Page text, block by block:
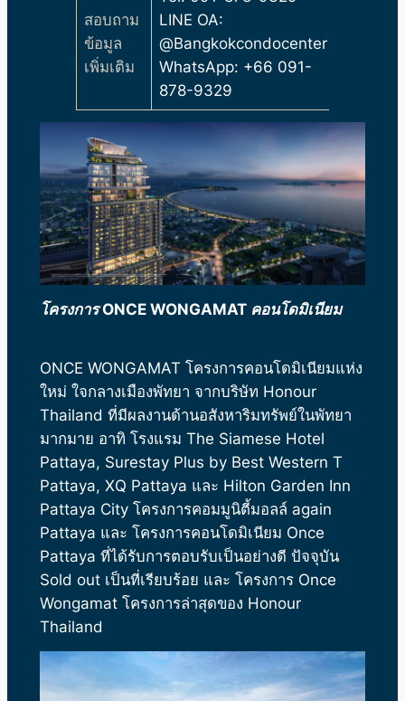
สอบถาม
ข้อมูล
เพิ่มเติม
LINE OA:
@Bangkokcondocenter
WhatsApp: +66 091-
878-9329
โครงการ ONCE WONGAMAT คอนโดมิเนียม
ONCE WONGAMAT โครงการคอนโดมิเนียมแห่ง
ใหม่ ใจกลางเมืองพัทยา จากบริษัท Honour
Thailand ที่มีผลงานด้านอสังหาริมทรัพย์ในพัทยา
มากมาย อาทิ โรงแรม The Siamese Hotel
Pattaya, Surestay Plus by Best Western T
Pattaya, XQ Pattaya และ Hilton Garden Inn
Pattaya City โครงการคอมมูนิตี้มอลล์ again
Pattaya และ โครงการคอนโดมิเนียม Once
Pattaya ที่ได้รับการตอบรับเป็นอย่างดี ปัจจุบัน
Sold out เป็นที่เรียบร้อย และ โครงการ Once
Wongamat โครงการล่าสุดของ Honour
Thailand